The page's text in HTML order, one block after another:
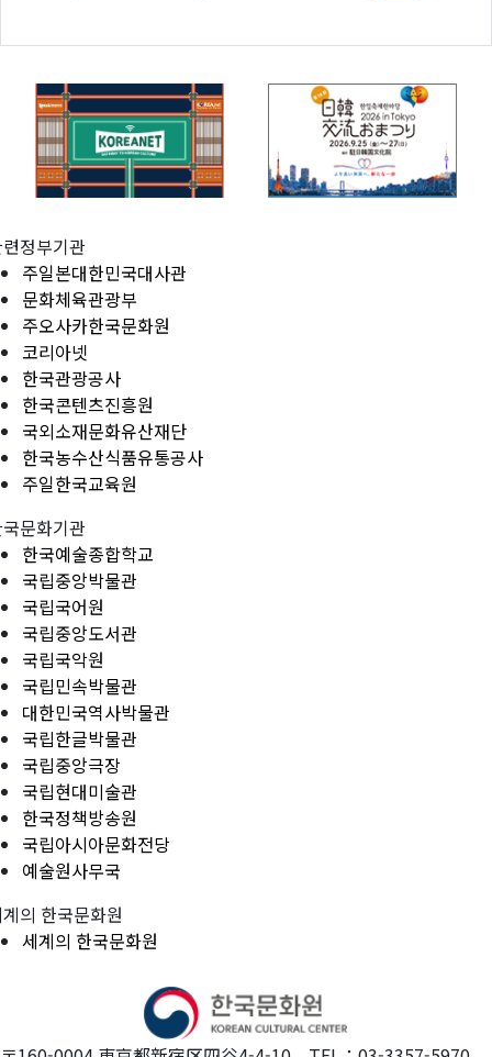
정부기관
주일본대한민국대사관
문화체육관광부
주오사카한국문화원
코리아넷
한국관광공사
한국콘텐츠진흥원
국외소재문화유산재단
한국농수산식품유통공사
주일한국교육원
문화기관
한국예술종합학교
국립중앙박물관
국립국어원
국립중앙도서관
국립국악원
국립민속박물관
대한민국역사박물관
국립한글박물관
국립중앙극장
국립현대미술관
한국정책방송원
국립아시아문화전당
예술원사무국
의 한국문화원
세계의 한국문화원